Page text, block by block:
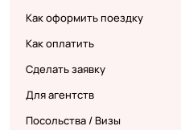
Как оформить поездку
Как оплатить
Сделать заявку
Для агентств
Посольства / Визы